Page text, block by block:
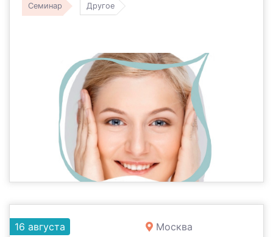
Семинар Другое
16 августа Москва